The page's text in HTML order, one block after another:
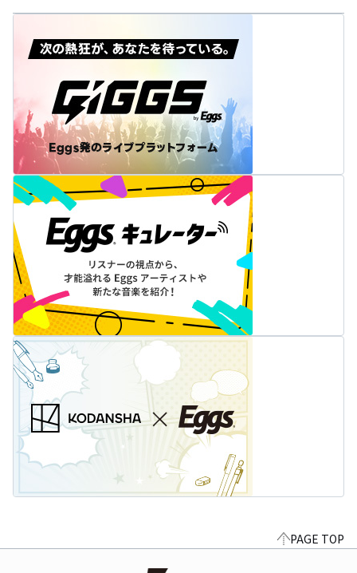
PAGE TOP